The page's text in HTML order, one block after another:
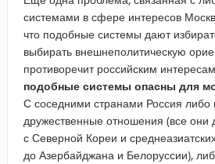
системами в сфере интересов
что подобные системы дают
выбирать внешнеполитическую
противоречит российским
подобные системы опасны для
С соседними странами Россия либо
дружественные отношения (все они
с Северной Кореи и
до Азербайджана и Белоруссии),